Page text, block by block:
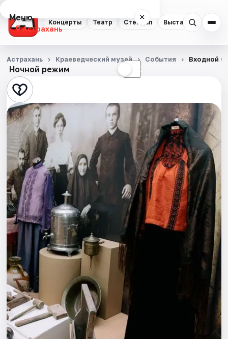
Концерты Театр Стендап Выставки
Меню ×
Астрахань
Концерты
Театр
Стендап
Выставки
Квесты
Экскурсии
Спорт
События
Города
Площадки
Артисты
Рейтинги
Ночной режим ☾
Астрахань Краеведческий музей События Входной